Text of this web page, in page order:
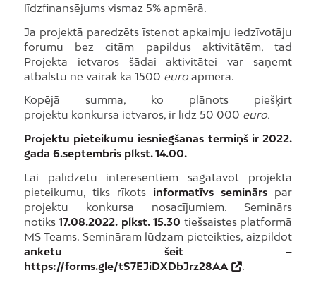
līdzfinansējums vismaz 5% apmērā.
Ja projektā paredzēts īstenot apkaimju iedzīvotāju
forumu bez citām papildus aktivitātēm, tad
Projekta ietvaros šādai aktivitātei var saņemt
atbalstu ne vairāk kā 1500 euro apmērā.
Kopējā summa, ko plānots piešķirt
projektu konkursa ietvaros, ir līdz 50 000 euro.
Projektu pieteikumu iesniegšanas termiņš ir 2022.
gada 6.septembris plkst. 14.00.
Lai palīdzētu interesentiem sagatavot projekta
pieteikumu, tiks rīkots informatīvs seminārs par
projektu konkursa nosacījumiem. Seminārs
notiks17.08.2022. plkst. 15.30 tiešsaistes platformā
MS Teams. Semināram lūdzam pieteikties, aizpildot
anketu šeit –
https://forms.gle/tS7EJiDXDbJrz28AA
.